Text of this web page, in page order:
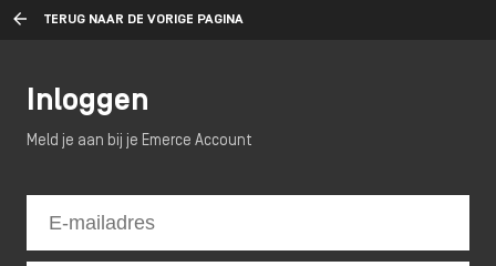
TERUG NAAR DE VORIGE PAGINA
Inloggen
Meld je aan bij je Emerce Account